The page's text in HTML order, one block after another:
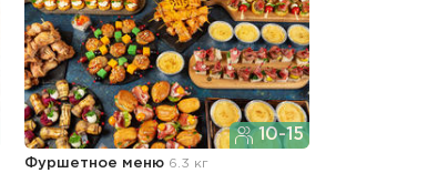
10-15
Фуршетное меню 6.3 кг